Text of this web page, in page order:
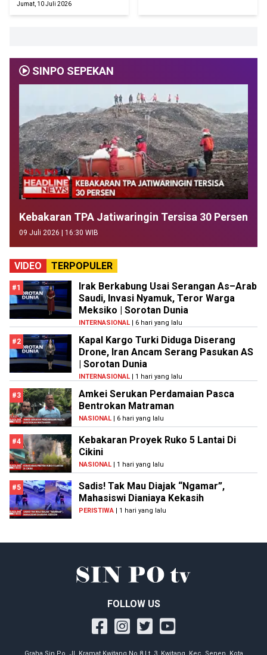
Jumat, 10 Juli 2026
SINPO SEPEKAN
Kebakaran TPA Jatiwaringin Tersisa 30 Persen
09 Juli 2026 | 16:30 WIB
VIDEO TERPOPULER
#1
Irak Berkabung Usai Serangan As–Arab
Saudi, Invasi Nyamuk, Teror Warga
Meksiko | Sorotan Dunia
INTERNASIONAL | 6 hari yang lalu
#2
Kapal Kargo Turki Diduga Diserang
Drone, Iran Ancam Serang Pasukan AS
| Sorotan Dunia
INTERNASIONAL | 1 hari yang lalu
#3
Amkei Serukan Perdamaian Pasca
Bentrokan Matraman
NASIONAL | 6 hari yang lalu
#4
Kebakaran Proyek Ruko 5 Lantai Di
Cikini
NASIONAL | 1 hari yang lalu
#5
Sadis! Tak Mau Diajak “Ngamar”,
Mahasiswi Dianiaya Kekasih
PERISTIWA | 1 hari yang lalu
FOLLOW US